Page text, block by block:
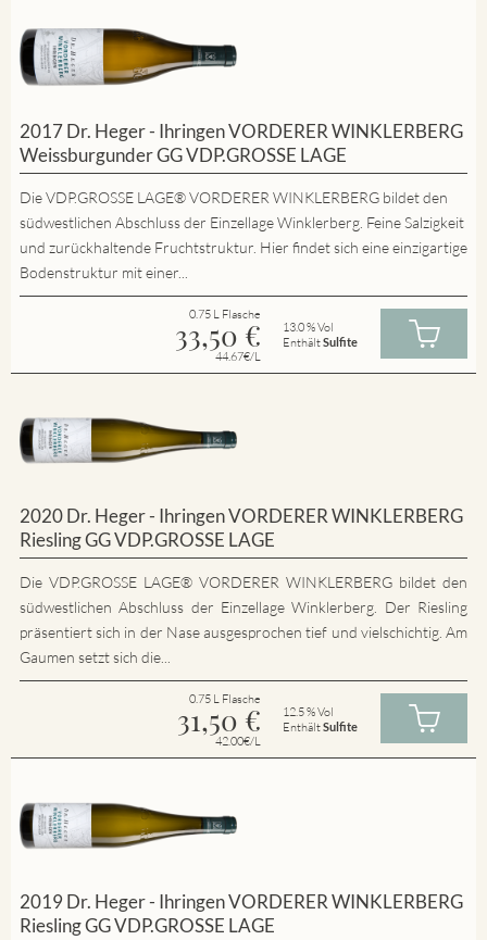
2017 Dr. Heger - Ihringen VORDERER WINKLERBERG
Weissburgunder GG VDP.GROSSE LAGE
Die VDP.GROSSE LAGE® VORDERER WINKLERBERG bildet den
südwestlichen Abschluss der Einzellage Winklerberg. Feine Salzigkeit
und zurückhaltende Fruchtstruktur. Hier findet sich eine einzigartige
Bodenstruktur mit einer...
0.75 L Flasche
33,50 €
44.67€/L
13.0 % Vol
EnthältSulfite
2020 Dr. Heger - Ihringen VORDERER WINKLERBERG
Riesling GG VDP.GROSSE LAGE
Die VDP.GROSSE LAGE® VORDERER WINKLERBERG bildet den
südwestlichen Abschluss der Einzellage Winklerberg. Der Riesling
präsentiert sich in der Nase ausgesprochen tief und vielschichtig. Am
Gaumen setzt sich die...
0.75 L Flasche
31,50 €
42.00€/L
12.5 % Vol
EnthältSulfite
2019 Dr. Heger - Ihringen VORDERER WINKLERBERG
Riesling GG VDP.GROSSE LAGE